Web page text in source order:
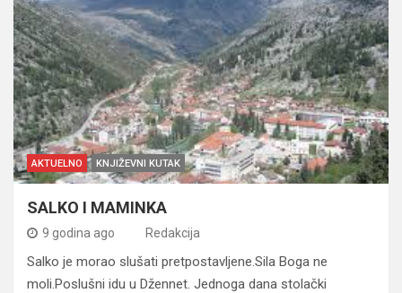
AKTUELNO KNJIŽEVNI KUTAK
SALKO I MAMINKA
9 godina ago Redakcija
Salko je morao slušati pretpostavljene.Sila Boga ne
moli.Poslušni idu u Džennet. Jednoga dana stolački